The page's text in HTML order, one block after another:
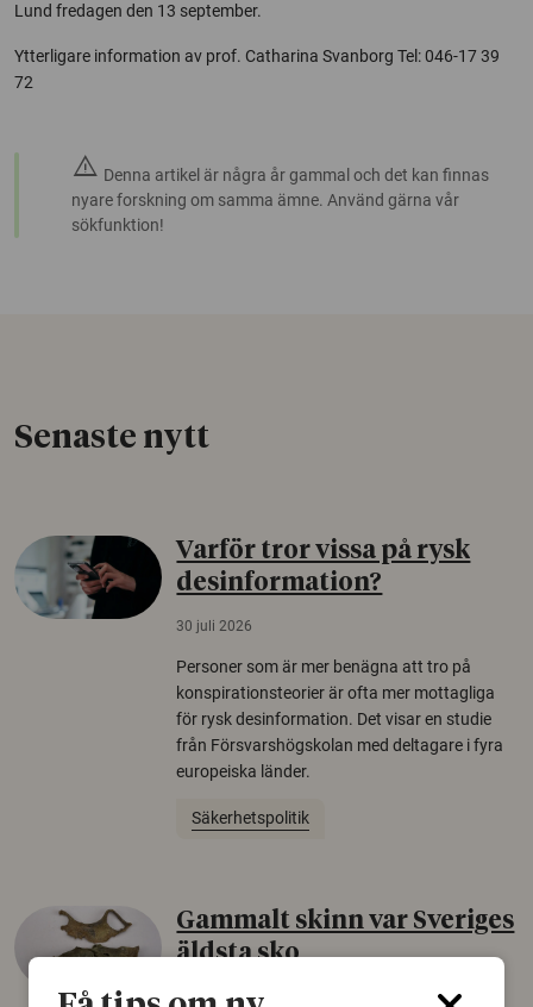
Lund fredagen den 13 september.
Ytterligare information av prof. Catharina Svanborg Tel: 046-17 39
72
warning Denna artikel är några år gammal och det kan finnas
nyare forskning om samma ämne. Använd gärna vår
sökfunktion!
Senaste nytt
Varför tror vissa på rysk
desinformation?
30 juli 2026
Personer som är mer benägna att tro på
konspirationsteorier är ofta mer mottagliga
för rysk desinformation. Det visar en studie
från Försvarshögskolan med deltagare i fyra
europeiska länder.
Säkerhetspolitik
Gammalt skinn var Sveriges
äldsta sko
22 juni 2026